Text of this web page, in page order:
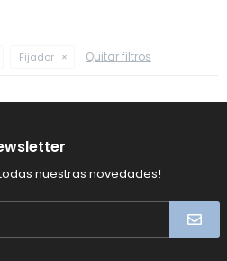
Fijador Quitar filtros
nuestras novedades!